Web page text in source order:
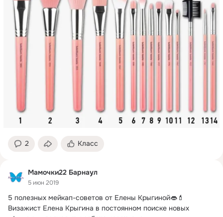
2 Класс
Мамочки22 Барнаул
5 июн 2019
5 полезных мейкап-советов от Елены Крыгиной👄💄
Визажист Елена Крыгина в постоянном поиске новых